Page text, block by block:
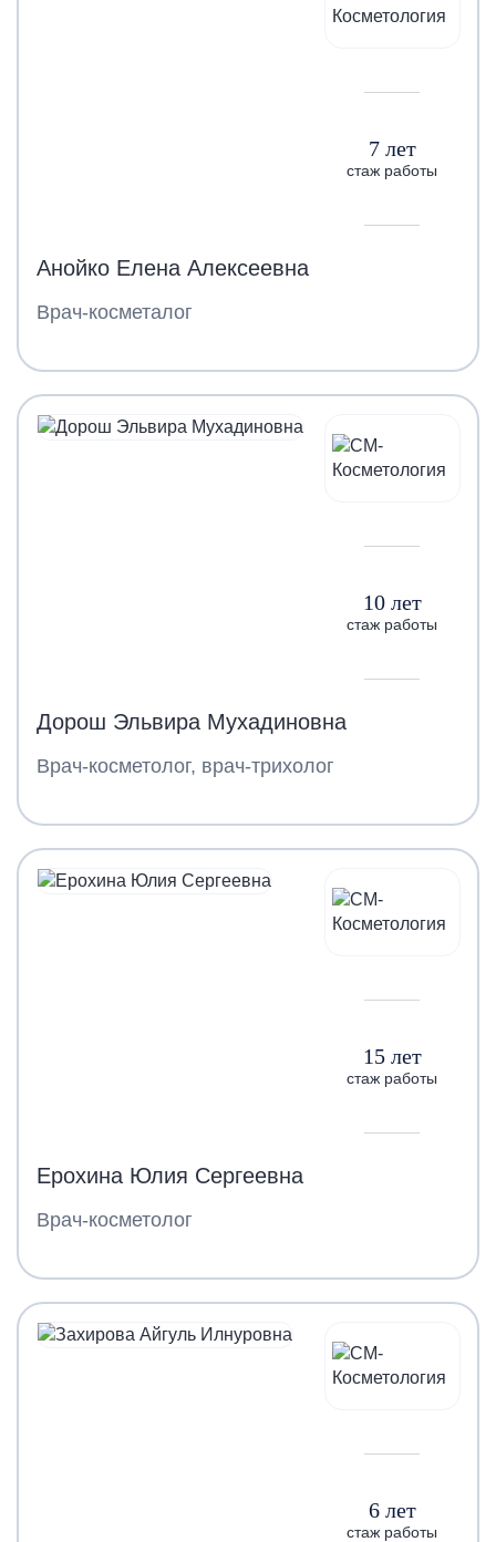
7 лет
стаж работы
Анойко Елена Алексеевна
Врач-косметалог
10 лет
стаж работы
Дорош Эльвира Мухадиновна
Врач-косметолог, врач-трихолог
15 лет
стаж работы
Ерохина Юлия Сергеевна
Врач-косметолог
6 лет
стаж работы